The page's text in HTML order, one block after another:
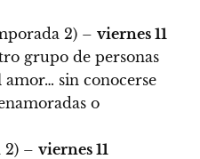
2) – viernes 11
grupo de personas
amor… sin conocerse
o
2) – viernes 11